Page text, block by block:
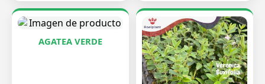
AGATEA VERDE